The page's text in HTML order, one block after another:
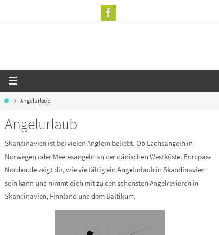
StartAngelurlaub
Angelurlaub
Skandinavien ist bei vielen Anglern beliebt. Ob Lachsangeln in
Norwegen oder Meeresangeln an der dänischen Westküste. Europas-
Norden.de zeigt dir, wie vielfältig ein Angelurlaub in Skandinavien
sein kann und nimmt dich mit zu den schönsten Angelrevieren in
Skandinavien, Finnland und dem Baltikum.